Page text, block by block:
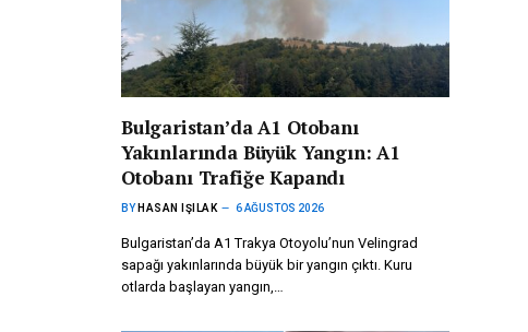
Bulgaristan’da A1 Otobanı
Yakınlarında Büyük Yangın: A1
Otobanı Trafiğe Kapandı
BY HASAN IŞILAK 6 AĞUSTOS 2026
Bulgaristan’da A1 Trakya Otoyolu’nun Velingrad
sapağı yakınlarında büyük bir yangın çıktı. Kuru
otlarda başlayan yangın,…